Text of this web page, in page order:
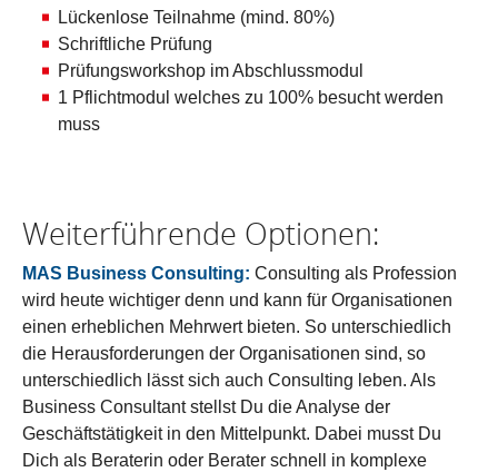
Lückenlose Teilnahme (mind. 80%)
Schriftliche Prüfung
Prüfungsworkshop im Abschlussmodul
1 Pflichtmodul welches zu 100% besucht werden
muss
Weiterführende Optionen:
MAS Business Consulting: Consulting als Profession
wird heute wichtiger denn und kann für Organisationen
einen erheblichen Mehrwert bieten. So unterschiedlich
die Herausforderungen der Organisationen sind, so
unterschiedlich lässt sich auch Consulting leben. Als
Business Consultant stellst Du die Analyse der
Geschäftstätigkeit in den Mittelpunkt. Dabei musst Du
Dich als Beraterin oder Berater schnell in komplexe